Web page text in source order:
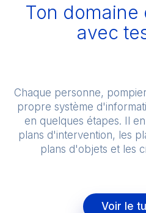
Ton domaine
avec
Chaque personne,
propre système
en quelques étapes. Il
plans d'intervention, les
plans d'objets et les
Voir le